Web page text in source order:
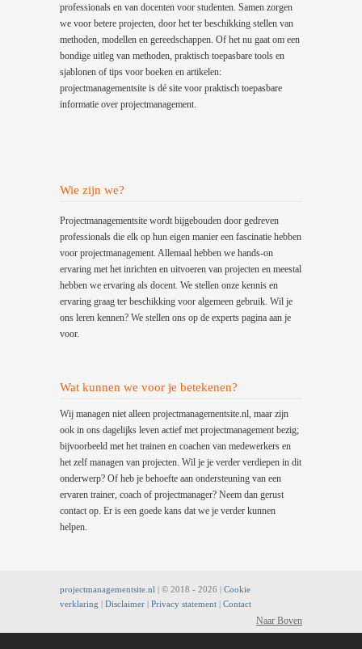
professionals en van docenten voor studenten. Samen zorgen
we voor betere projecten, door het ter beschikking stellen van
methoden, modellen en gereedschappen. Of het nu gaat om een
bondige uitleg van methoden, praktisch toepasbare tools en
sjablonen of tips voor boeken en artikelen:
projectmanagementsite is dé site voor praktisch toepasbare
informatie over projectmanagement.
Wie zijn we?
Projectmanagementsite wordt bijgebouden door gedreven
professionals die elk op hun eigen manier een fascinatie hebben
voor projectmanagement. Allemaal hebben we hands-on
ervaring met het inrichten en uitvoeren van projecten en meestal
hebben we ervaring als docent. We stellen onze kennis en
ervaring graag ter beschikking voor algemeen gebruik. Wil je
ons leren kennen? We stellen ons op de experts pagina aan je
voor.
Wat kunnen we voor je betekenen?
Wij managen niet alleen projectmanagementsite.nl, maar zijn
ook in ons dagelijks leven actief met projectmanagement bezig;
bijvoorbeeld met het trainen en coachen van medewerkers en
het zelf managen van projecten. Wil je je verder verdiepen in dit
onderwerp? Of heb je behoefte aan ondersteuning van een
ervaren trainer, coach of projectmanager? Neem dan gerust
contact op. Er is een goede kans dat we je verder kunnen
helpen.
projectmanagementsite.nl | © 2018 - 2026 | Cookie
verklaring | Disclaimer | Privacy statement | Contact
Naar Boven